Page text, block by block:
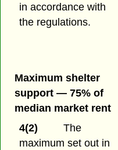
in accordance with
the regulations.
Maximum shelter
support — 75% of
median market rent
4(2)
The
maximum set out in